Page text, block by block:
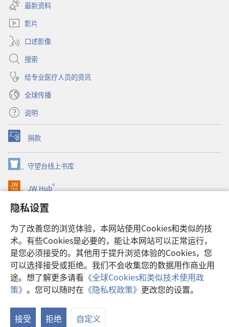
隐私设置
为了改善您的浏览体验，本网站使用Cookies和类似的技
术。有些Cookies是必要的，能让本网站可以正常运行，
是您必须接受的。其他用于提升浏览体验的Cookies，您
可以选择接受或拒绝。我们不会收集您的数据用作商业用
途。想了解更多请看 《全球Cookies和类似技术使用政
策》 。您可以随时在 《隐私权政策》 更改您的设置。
接受 拒绝 自定义
窗
口）
新
窗
最新资料
影片
口述影像
搜索
给专业医疗人员的资讯
全球传播
说明
捐款
（打
开
新
窗
口）
守望台线上书库
（打
开
新
口）
JW Hub®
（打
开
新
口）
JW Library®
Watchtower Library
Copyright© 2026 Watch Tower Bible and Tract Society of Pennsylvania.
使用条款|隐私权政策| 隐私设置